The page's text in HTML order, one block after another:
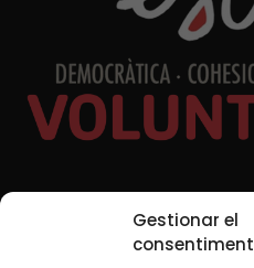
Gestionar el
consentiment
Xarxes Socials